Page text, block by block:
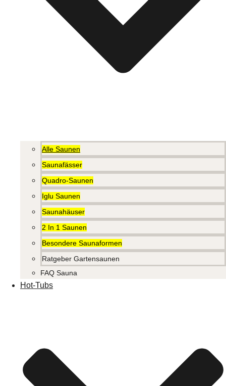
Alle Saunen
Saunafässer
Quadro-Saunen
Iglu Saunen
Saunahäuser
2 In 1 Saunen
Besondere Saunaformen
Ratgeber Gartensaunen
FAQ Sauna
Hot-Tubs